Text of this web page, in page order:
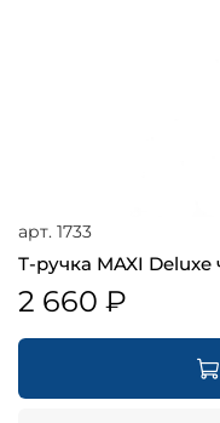
арт. 1733
Т-ручка MAXI
2 660 ₽